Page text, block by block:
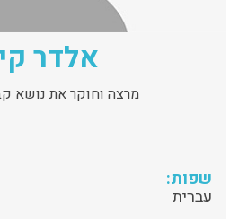
אלדר
מרצה וחוקר את נושא
שפות:
עברית